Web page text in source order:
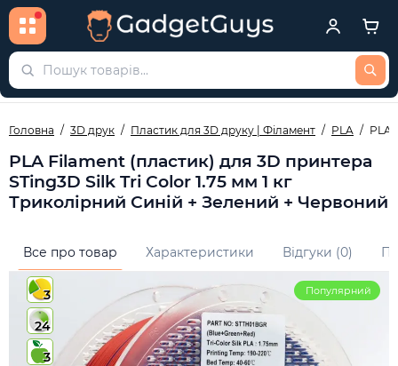
Головна 3D друк Пластик для 3D друку | Філамент PLA PLA
PLA Filament (пластик) для 3D принтера
STing3D Silk Tri Color 1.75 мм 1 кг
Триколірний Синій + Зелений + Червоний
Все про товар Характеристики Відгуки (0)
3
24
3
Популярний